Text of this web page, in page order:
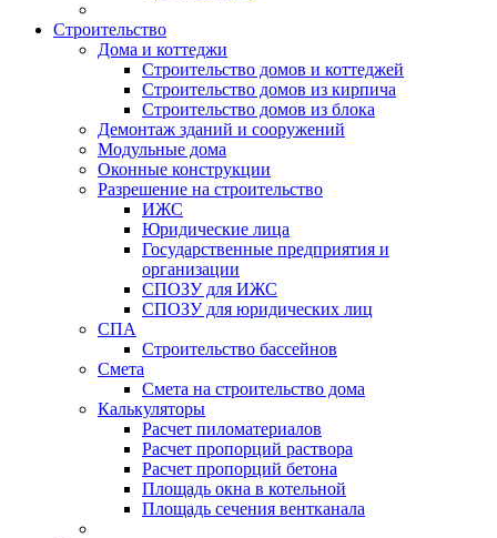
Строительство
Дома и коттеджи
Строительство домов и коттеджей
Строительство домов из кирпича
Строительство домов из блока
Демонтаж зданий и сооружений
Модульные дома
Оконные конструкции
Разрешение на строительство
ИЖС
Юридические лица
Государственные предприятия и
организации
СПОЗУ для ИЖС
СПОЗУ для юридических лиц
СПА
Строительство бассейнов
Смета
Смета на строительство дома
Калькуляторы
Расчет пиломатериалов
Расчет пропорций раствора
Расчет пропорций бетона
Площадь окна в котельной
Площадь сечения вентканала